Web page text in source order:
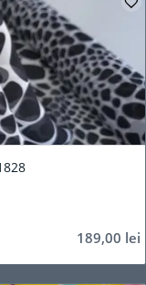
189,00 lei